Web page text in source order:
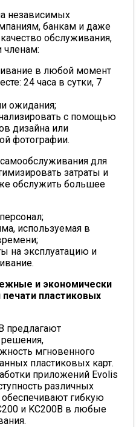
независимых
банкам и даже
обслуживания,
членам:
в любой момент
24 часа в сутки, 7
ожидания;
с помощью
дизайна или
фотографии.
для
затраты и
обслужить большее
используемая в
на эксплуатацию и
и экономически
пластиковых
предлагают
мгновенного
пластиковых карт.
приложений Evolis
различных
гибкую
и KC200B в любые